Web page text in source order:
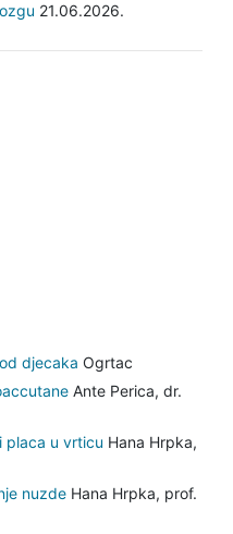
21.06.2026.
djecaka Ogrtac
Ante Perica, dr.
placa u vrticu Hana Hrpka,
nuzde Hana Hrpka, prof.